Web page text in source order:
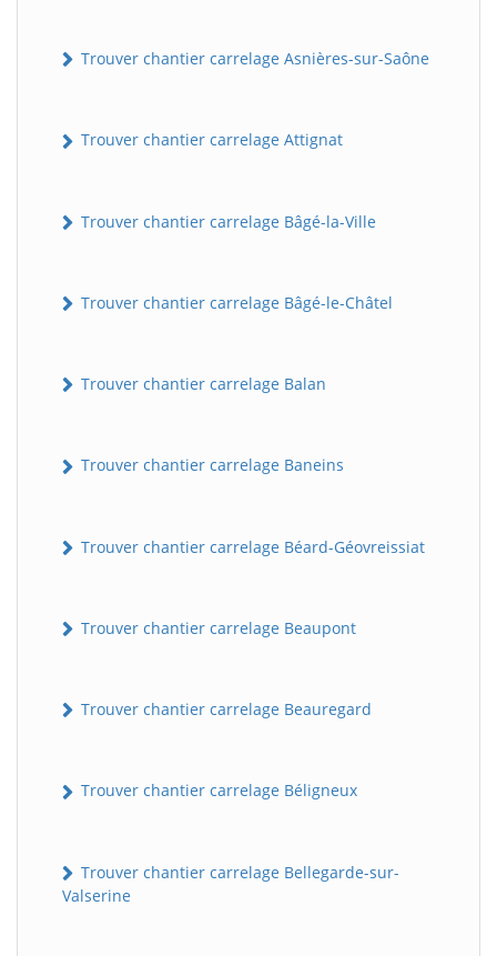
Trouver chantier carrelage Asnières-sur-Saône
Trouver chantier carrelage Attignat
Trouver chantier carrelage Bâgé-la-Ville
Trouver chantier carrelage Bâgé-le-Châtel
Trouver chantier carrelage Balan
Trouver chantier carrelage Baneins
Trouver chantier carrelage Béard-Géovreissiat
Trouver chantier carrelage Beaupont
Trouver chantier carrelage Beauregard
Trouver chantier carrelage Béligneux
Trouver chantier carrelage Bellegarde-sur-
Valserine